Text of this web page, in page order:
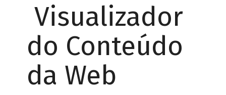
Visualizador
do Conteúdo
da Web